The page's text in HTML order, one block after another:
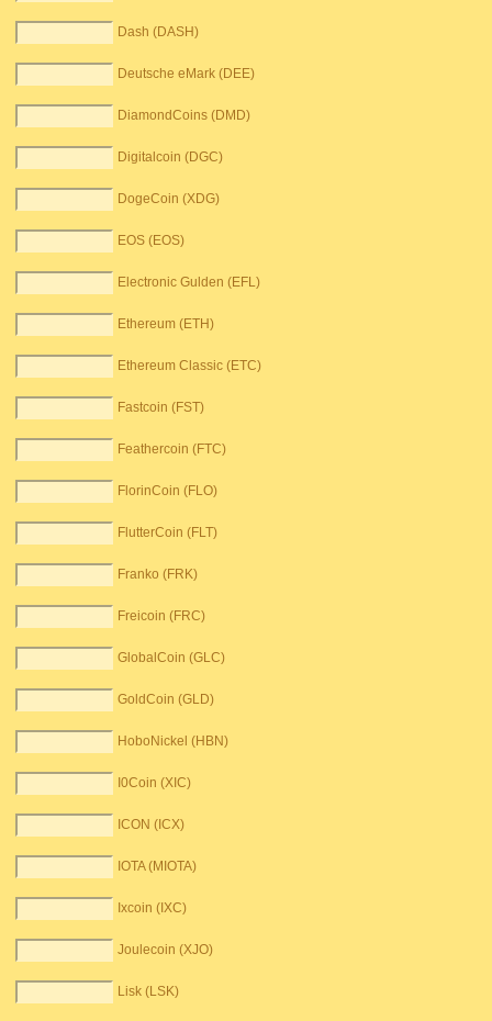
Dash (DASH)
Deutsche eMark (DEE)
DiamondCoins (DMD)
Digitalcoin (DGC)
DogeCoin (XDG)
EOS (EOS)
Electronic Gulden (EFL)
Ethereum (ETH)
Ethereum Classic (ETC)
Fastcoin (FST)
Feathercoin (FTC)
FlorinCoin (FLO)
FlutterCoin (FLT)
Franko (FRK)
Freicoin (FRC)
GlobalCoin (GLC)
GoldCoin (GLD)
HoboNickel (HBN)
I0Coin (XIC)
ICON (ICX)
IOTA (MIOTA)
Ixcoin (IXC)
Joulecoin (XJO)
Lisk (LSK)